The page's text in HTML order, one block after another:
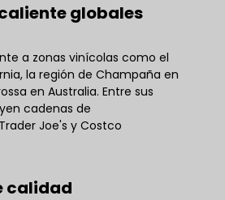
globales
a zonas vinícolas como el
la región de Champaña en
en Australia. Entre sus
cadenas de
Joe's y Costco
calidad